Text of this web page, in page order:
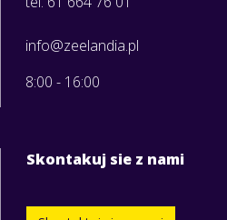
info@zeelandia.pl
8:00 - 16:00
Skontakuj sie z nami